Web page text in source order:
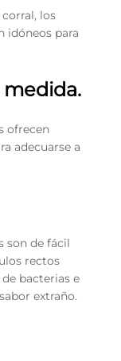
los
idóneos para
ofrecen
adecuarse a
son de fácil
rectos
bacterias e
extraño.